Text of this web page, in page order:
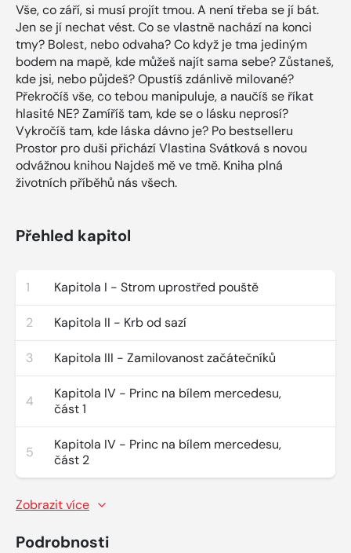
Vše, co září, si musí projít tmou. A není třeba se jí bát.
Jen se jí nechat vést. Co se vlastně nachází na konci
tmy? Bolest, nebo odvaha? Co když je tma jediným
bodem na mapě, kde můžeš najít sama sebe? Zůstaneš,
kde jsi, nebo půjdeš? Opustíš zdánlivě milované?
Překročíš vše, co tebou manipuluje, a naučíš se říkat
hlasité NE? Zamíříš tam, kde se o lásku neprosí?
Vykročíš tam, kde láska dávno je? Po bestselleru
Prostor pro duši přichází Vlastina Svátková s novou
odvážnou knihou Najdeš mě ve tmě. Kniha plná
životních příběhů nás všech.
Přehled kapitol
1 Kapitola I - Strom uprostřed pouště
2 Kapitola II - Krb od sazí
3 Kapitola III - Zamilovanost začátečníků
4
Kapitola IV - Princ na bílem mercedesu,
část 1
5
Kapitola IV - Princ na bílem mercedesu,
část 2
Zobrazit více
Podrobnosti